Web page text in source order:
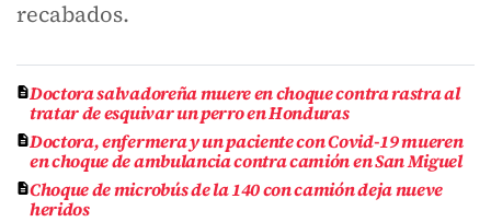
recabados.
Doctora salvadoreña muere en choque contra rastra al
tratar de esquivar un perro en Honduras
Doctora, enfermera y un paciente con Covid-19 mueren
en choque de ambulancia contra camión en San Miguel
Choque de microbús de la 140 con camión deja nueve
heridos